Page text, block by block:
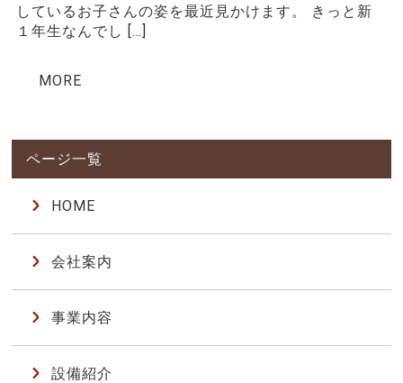
しているお子さんの姿を最近見かけます。 きっと新
１年生なんでし […]
MORE
HOME
会社案内
事業内容
設備紹介